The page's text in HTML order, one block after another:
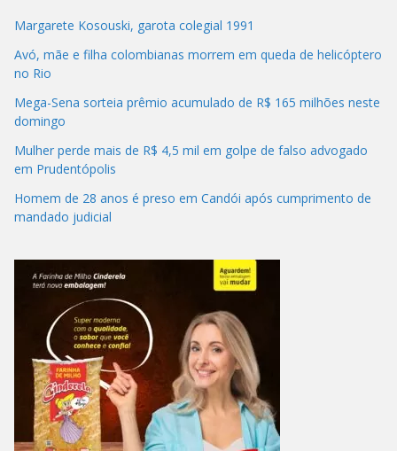
Margarete Kosouski, garota colegial 1991
Avó, mãe e filha colombianas morrem em queda de helicóptero
no Rio
Mega-Sena sorteia prêmio acumulado de R$ 165 milhões neste
domingo
Mulher perde mais de R$ 4,5 mil em golpe de falso advogado
em Prudentópolis
Homem de 28 anos é preso em Candói após cumprimento de
mandado judicial